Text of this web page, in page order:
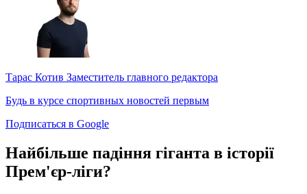
Тарас Котив Заместитель главного редактора
Будь в курсе спортивных новостей первым
Подписаться в Google
Найбільше падіння гіганта в історії
Прем'єр-ліги?